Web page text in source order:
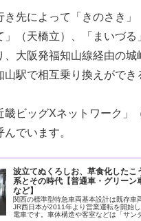
き先によって「きのさき」
（天橋立）、「まいづる
、大阪発福知山線経由の城
山駅で相互乗り換えができ
畿ビッグXネットワーク」
でいます。
波立てぬくろしお、草食化したこ
系とその時代【普通車・グリーン
など】
関西の標準型特急車両基本設計は既存車
JR西日本が2011年より営業運転を開始
電車です。車体構造や客室などは「サン